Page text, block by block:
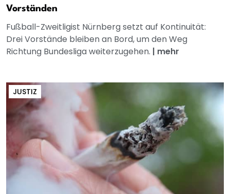
Vorständen
Fußball-Zweitligist Nürnberg setzt auf Kontinuität:
Drei Vorstände bleiben an Bord, um den Weg
Richtung Bundesliga weiterzugehen. | mehr
JUSTIZ